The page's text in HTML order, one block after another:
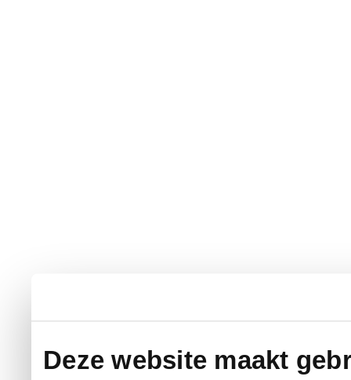
Deze website maakt